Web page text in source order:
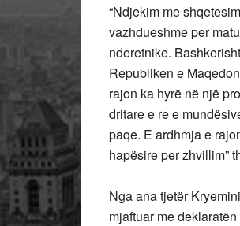
“Ndjekim me
vazhdueshme per
nderetnike.
Republiken e
rajon ka hyrë në një
dritare e re e
paqe. E ardhmja e
hapësire per zhvillim”
Nga ana tjetër
mjaftuar me